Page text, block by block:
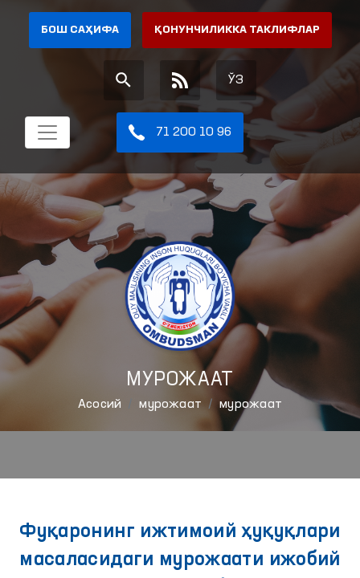
БОШ САҲИФА ҚОНУНЧИЛИККА ТАКЛИФЛАР
ЎЗ
71 200 10 96
МУРОЖААТ
Aсосий мурожаат мурожаат
Фуқаронинг ижтимоий ҳуқуқлари
масаласидаги мурожаати ижобий